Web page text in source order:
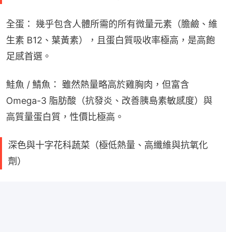
全蛋： 幾乎包含人體所需的所有微量元素（膽鹼、維
生素 B12、葉黃素），且蛋白質吸收率極高，是高飽
足感首選。
鮭魚 / 鯖魚： 雖然熱量略高於雞胸肉，但富含
Omega-3 脂肪酸（抗發炎、改善胰島素敏感度）與
高質量蛋白質，性價比極高。
深色與十字花科蔬菜（極低熱量、高纖維與抗氧化
劑）